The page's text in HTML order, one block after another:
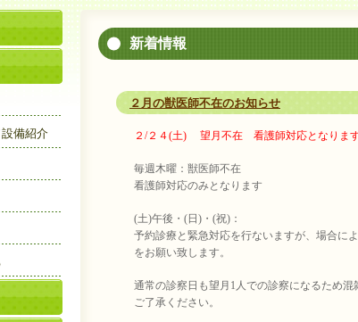
新着情報
２月の獣医師不在のお知らせ
２/２４(土) 望月不在 看護師対応となりま
毎週木曜：獣医師不在
看護師対応のみとなります
(土)午後・(日)・(祝)：
予約診療と緊急対応を行ないますが、場合に
をお願い致します。
通常の診察日も望月1人での診察になるため混
ご了承ください。
設備紹介